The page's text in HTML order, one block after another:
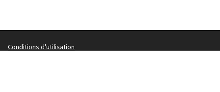
Conditions d'utilisation